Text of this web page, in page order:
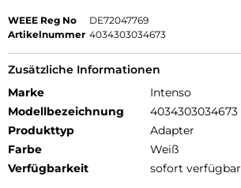
WEEE Reg No
DE72047769
Artikelnummer 4034303034673
Zusätzliche Informationen
Marke
Intenso
Modellbezeichnung
4034303034673
Produkttyp
Adapter
Farbe
Weiß
Verfügbarkeit
sofort verfügbar